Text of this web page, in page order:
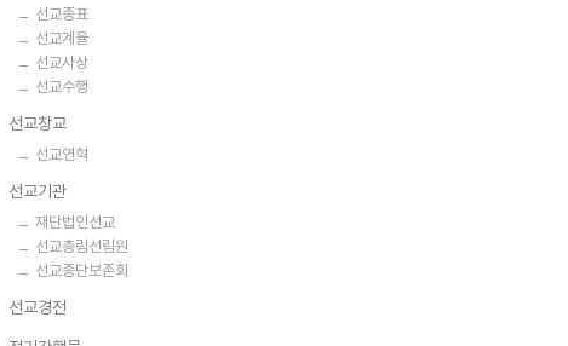
선교종표
선교계율
선교사상
선교수행
선교창교
선교연혁
선교기관
재단법인선교
선교총림선림원
선교종단보존회
선교경전